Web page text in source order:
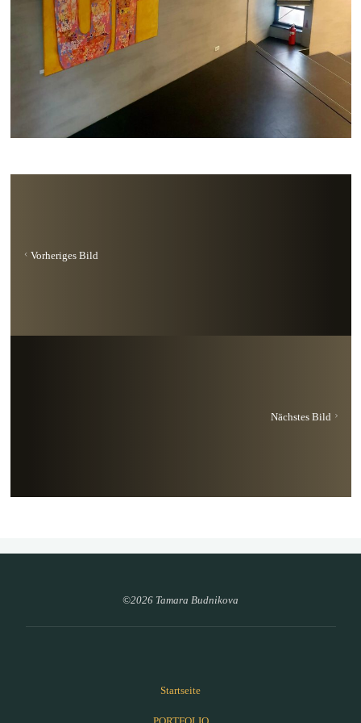
Vorheriges Bild
Nächstes Bild
©2026 Tamara Budnikova
Startseite